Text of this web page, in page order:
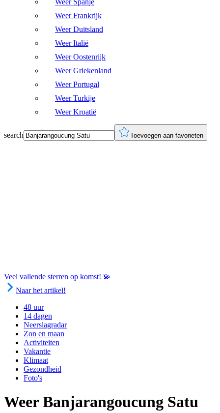
Weer Spanje
Weer Frankrijk
Weer Duitsland
Weer Italië
Weer Oostenrijk
Weer Griekenland
Weer Portugal
Weer Turkije
Weer Kroatië
search Toevoegen aan favorieten
Veel vallende sterren op komst! 💫
Naar het artikel!
48 uur
14 dagen
Neerslagradar
Zon en maan
Activiteiten
Vakantie
Klimaat
Gezondheid
Foto's
Weer Banjarangoucung Satu